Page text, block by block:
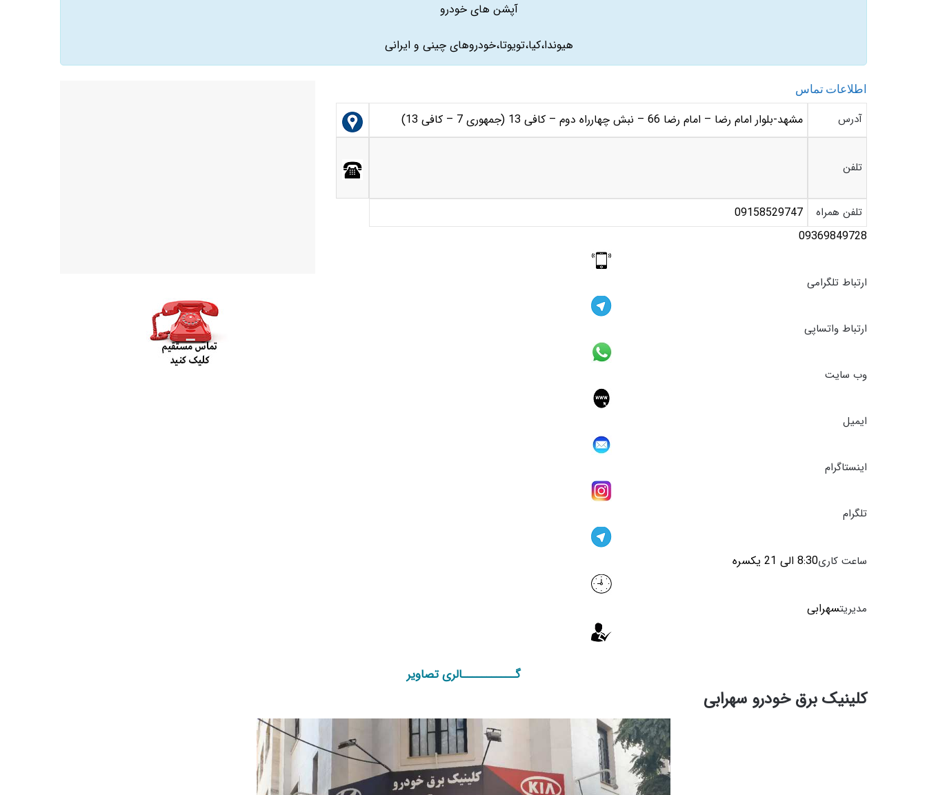
آپشن های خودرو
هیوندا،کیا،تویوتا،خودروهای چینی و ایرانی
اطلاعات تماس
آدرس مشهد-بلوار امام رضا – امام رضا 66 – نبش چهارراه دوم – کافی 13 (جمهوری 7 – کافی 13)
تلفن
تلفن همراه
09158529747
09369849728
ارتباط تلگرامی
ارتباط واتساپی
وب سایت
ایمیل
اینستاگرام
تلگرام
ساعت کاری8:30 الی 21 یکسره
مدیریتسهرابی
گـــــــــــالری تصاویر
کلینیک برق خودرو سهرابی